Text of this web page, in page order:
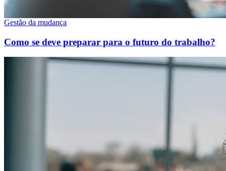
Gestão da mudança
Como se deve preparar para o futuro do trabalho?